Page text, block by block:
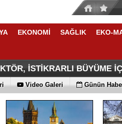
EKONOMİ SAĞLIK EKO-
İSTİKRARLI BÜYÜME
CANSU DURKUN'DAN
EĞLENCE DEMEK RAYA
OYAK ÇİMENTO FARKI
YÖNÜYLE MAXİMUM
KEZ BULUTLARIN
STRATEJİSİ
O 500
Video Galeri Günün